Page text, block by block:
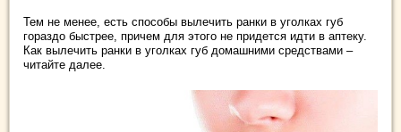
Тем не менее, есть способы вылечить ранки в уголках губ
гораздо быстрее, причем для этого не придется идти в аптеку.
Как вылечить ранки в уголках губ домашними средствами –
читайте далее.